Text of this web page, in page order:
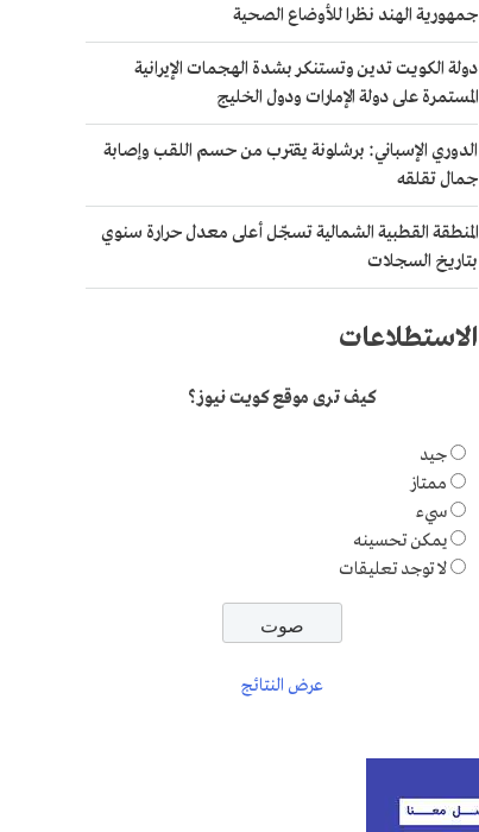
جمهورية الهند نظرا للأوضاع الصحية
دولة الكويت تدين وتستنكر بشدة الهجمات الإيرانية
المستمرة على دولة الإمارات ودول الخليج
الدوري الإسباني: برشلونة يقترب من حسم اللقب وإصابة
جمال تقلقه
المنطقة القطبية الشمالية تسجّل أعلى معدل حرارة سنوي
بتاريخ السجلات
الاستطلاعات
كيف ترى موقع كويت نيوز؟
جيد
ممتاز
سيء
يمكن تحسينه
لا توجد تعليقات
عرض النتائج